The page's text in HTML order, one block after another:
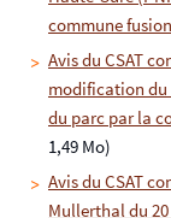
commune
Avis du CSAT
modification du
du parc par la
1,49 Mo)
Avis du CSAT
Mullerthal du